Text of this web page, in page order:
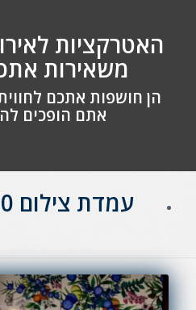
האטרקציות
משאירות
הן חושפות אתכם
אתם הופכים
עמדת צילום 360 לאירועים